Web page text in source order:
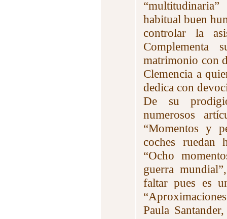
habitual buen
controlar la
matrimonio con
Clemencia a
dedica con
De su
numerosos
“Momentos y
coches ruedan
“Ocho
guerra
faltar pues es
Paula